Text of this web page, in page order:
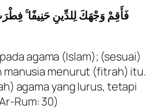
فَأَقِمْ وَجْهَكَ لِلدِّينِ حَنِيفًا
agama (Islam); (sesuai)
manusia menurut (fitrah) itu.
agama yang lurus, tetapi
Rum: 30)